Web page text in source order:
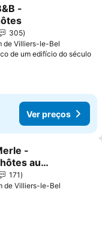
aos favoritos
-
305
de Villiers-le-Bel
de um edifício do século
Ver preços
aos favoritos
-
au
171
de Villiers-le-Bel